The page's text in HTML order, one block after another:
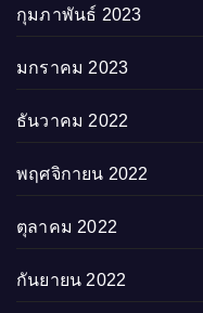
กุมภาพันธ์ 2023
มกราคม 2023
ธันวาคม 2022
พฤศจิกายน 2022
ตุลาคม 2022
กันยายน 2022